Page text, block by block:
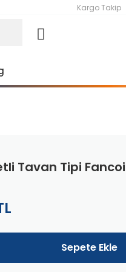
Kargo Takip
Tavan Tipi
Sepete Ekle